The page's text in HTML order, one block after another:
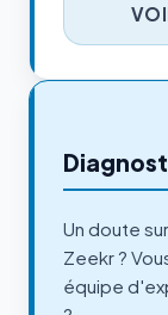
Un doute
Zeekr ?
équipe